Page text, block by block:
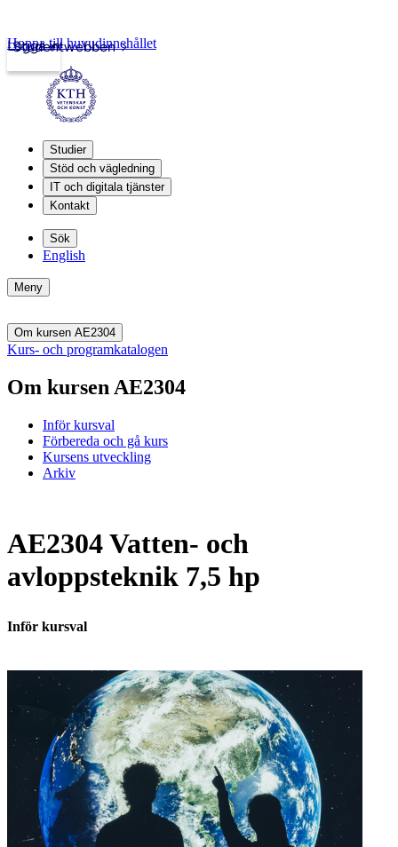
Studentwebben
Logga in
Hoppa till huvudinnehållet
Studier
Stöd och vägledning
IT och digitala tjänster
Kontakt
Sök
English
Meny
Om kursen AE2304
Kurs- och programkatalogen
Om kursen AE2304
Inför kursval
Förbereda och gå kurs
Kursens utveckling
Arkiv
AE2304 Vatten- och
avloppsteknik 7,5 hp
Inför kursval